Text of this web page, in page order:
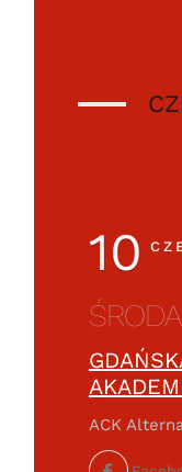
10
ŚRODA
ACK